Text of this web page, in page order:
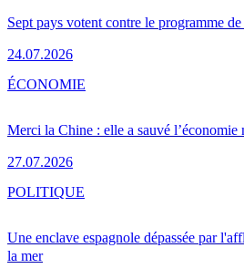
Sept pays votent contre le programme
24.07.2026
Merci la Chine : elle a sauvé l’économie
27.07.2026
ÉCONOMIE
Une enclave espagnole dépassée par
la mer
POLITIQUE